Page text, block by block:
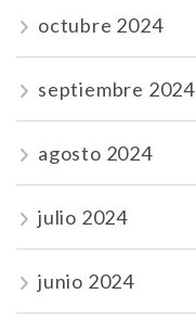
octubre 2024
septiembre 2024
agosto 2024
julio 2024
junio 2024